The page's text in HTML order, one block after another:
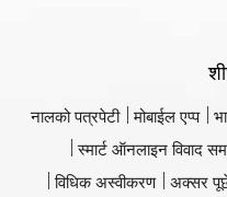
नालको पत्रपेटी मोबाईल एप्प
स्मार्ट ऑनलाइन विवाद
विधिक अस्वीकरण
अक्सर